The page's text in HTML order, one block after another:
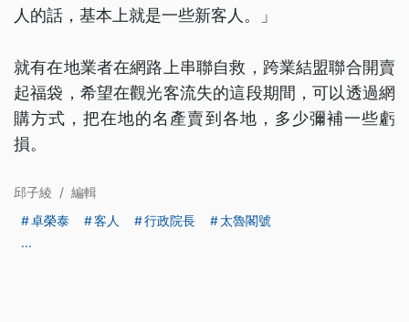
人的話，基本上就是一些新客人。」
就有在地業者在網路上串聯自救，跨業結盟聯合開賣
起福袋，希望在觀光客流失的這段期間，可以透過網
購方式，把在地的名產賣到各地，多少彌補一些虧
損。
邱子綾 / 編輯
卓榮泰
客人 行政院長
太魯閣號
...